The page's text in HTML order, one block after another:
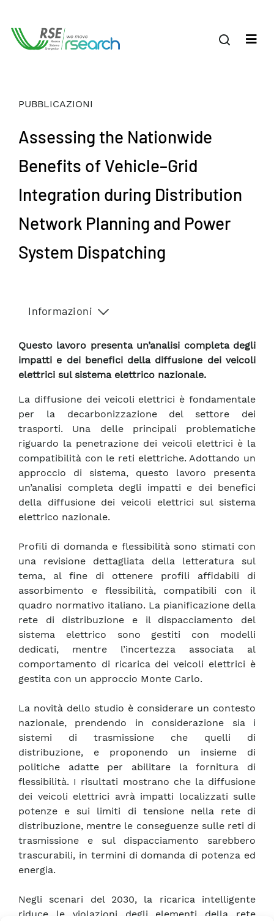
PUBBLICAZIONI
Assessing the Nationwide
Benefits of Vehicle–Grid
Integration during Distribution
Network Planning and Power
System Dispatching
Informazioni
Questo lavoro presenta un’analisi completa degli
impatti e dei benefici della diffusione dei veicoli
elettrici sul sistema elettrico nazionale.
La diffusione dei veicoli elettrici è fondamentale
per la decarbonizzazione del settore dei
trasporti. Una delle principali problematiche
riguardo la penetrazione dei veicoli elettrici è la
compatibilità con le reti elettriche. Adottando un
approccio di sistema, questo lavoro presenta
un’analisi completa degli impatti e dei benefici
della diffusione dei veicoli elettrici sul sistema
elettrico nazionale.
Profili di domanda e flessibilità sono stimati con
una revisione dettagliata della letteratura sul
tema, al fine di ottenere profili affidabili di
assorbimento e flessibilità, compatibili con il
quadro normativo italiano. La pianificazione della
rete di distribuzione e il dispacciamento del
sistema elettrico sono gestiti con modelli
dedicati, mentre l’incertezza associata al
comportamento di ricarica dei veicoli elettrici è
gestita con un approccio Monte Carlo.
La novità dello studio è considerare un contesto
nazionale, prendendo in considerazione sia i
sistemi di trasmissione che quelli di
distribuzione, e proponendo un insieme di
politiche adatte per abilitare la fornitura di
flessibilità. I risultati mostrano che la diffusione
dei veicoli elettrici avrà impatti localizzati sulle
potenze e sui limiti di tensione nella rete di
distribuzione, mentre le conseguenze sulle reti di
trasmissione e sul dispacciamento sarebbero
trascurabili, in termini di domanda di potenza ed
energia.
Negli scenari del 2030, la ricarica intelligente
riduce le violazioni degli elementi della rete